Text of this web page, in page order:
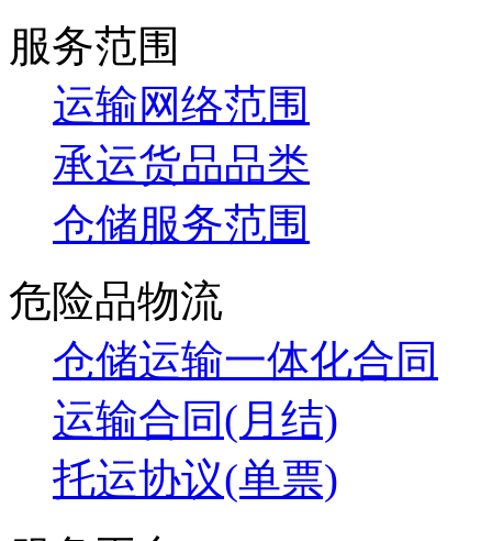
服务范围
运输网络范围
承运货品品类
仓储服务范围
危险品物流
仓储运输一体化合同
运输合同(月结)
托运协议(单票)